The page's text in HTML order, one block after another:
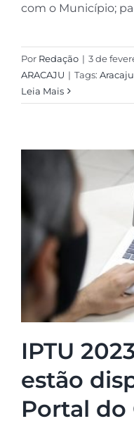
com o Município;
Por Redação | 3 de
ARACAJU | Tags: Aracaju
Leia Mais
IPTU
estão
Portal